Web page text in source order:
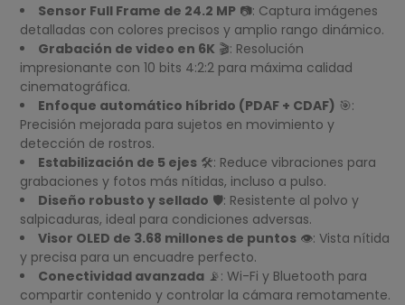
Sensor Full Frame de 24.2 MP 📷: Captura imágenes
detalladas con colores precisos y amplio rango dinámico.
Grabación de video en 6K 🎬: Resolución
impresionante con 10 bits 4:2:2 para máxima calidad
cinematográfica.
Enfoque automático híbrido (PDAF + CDAF) 🎯:
Precisión mejorada para sujetos en movimiento y
detección de rostros.
Estabilización de 5 ejes 🛠️: Reduce vibraciones para
grabaciones y fotos más nítidas, incluso a pulso.
Diseño robusto y sellado 🛡️: Resistente al polvo y
salpicaduras, ideal para condiciones adversas.
Visor OLED de 3.68 millones de puntos 👁️: Vista nítida
y precisa para un encuadre perfecto.
Conectividad avanzada 📡: Wi-Fi y Bluetooth para
compartir contenido y controlar la cámara remotamente.